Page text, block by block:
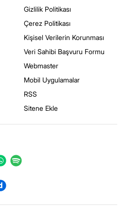
Gizlilik Politikası
Çerez Politikası
Kişisel Verilerin Korunması
Veri Sahibi Başvuru Formu
Webmaster
Mobil Uygulamalar
RSS
Sitene Ekle